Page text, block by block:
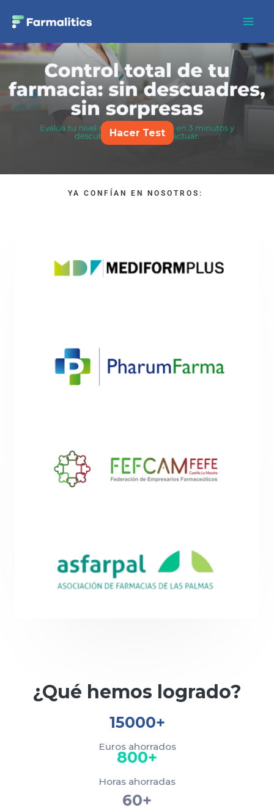
contenido
Test Farmalitics – Flyer
Hacer Test
YA CONFÍAN EN NOSOTROS:
¿Qué hemos logrado?
15000+
Euros ahorrados
800+
Horas ahorradas
60+